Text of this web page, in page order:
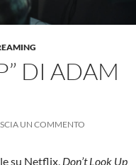
DI ADAM
UN COMMENTO
su Netflix, Don’t Look Up